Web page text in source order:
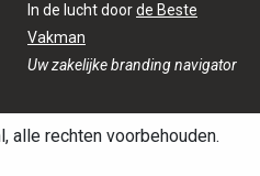
In de lucht doorde Beste
Vakman
Uw zakelijke branding navigator
alle rechten voorbehouden.